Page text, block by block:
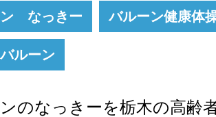
なっきー バルーン健康体
ルーン
のなっきーを栃木の高齢